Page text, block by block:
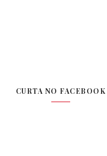
CURTA NO FACEBOOK